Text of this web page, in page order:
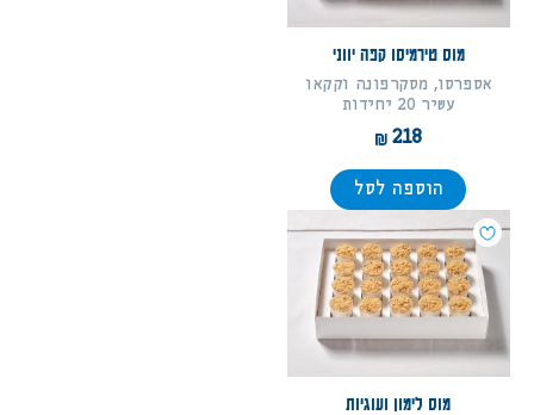
מוס טירמיסו קפה יווני
אספרסו, מסקרפונה וקקאו
עשיר 20 יחידות
218
הוספה לסל
מוס לימון ועוגיות